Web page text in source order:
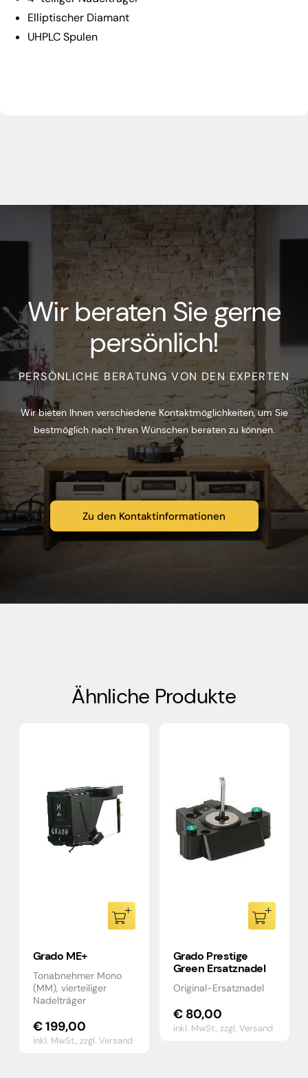
Elliptischer Diamant
UHPLC Spulen
Wir beraten Sie gerne
persönlich!
PERSÖNLICHE BERATUNG VON DEN EXPERTEN
Wir bieten Ihnen verschiedene Kontaktmöglichkeiten, um Sie
bestmöglich nach Ihren Wünschen beraten zu können.
Zu den Kontaktinformationen
Ähnliche Produkte
Grado ME+
Tonabnehmer Mono
(MM), vierteiliger
Nadelträger
€199,00
inkl. MwSt.,zzgl. Versand
Grado Prestige
Green Ersatznadel
Original-Ersatznadel
€80,00
inkl. MwSt.,zzgl. Versand